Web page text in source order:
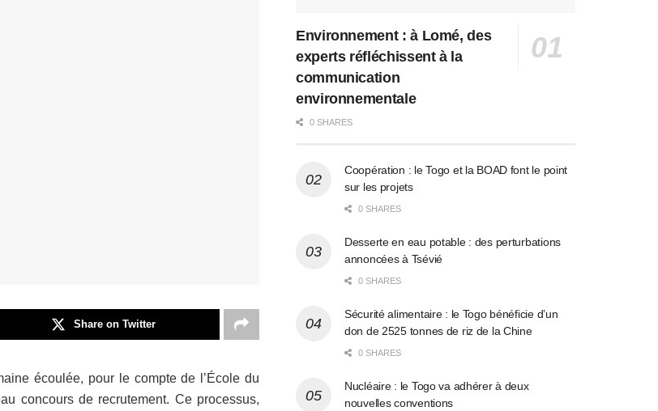
Share on Twitter
écoulée, pour le compte de l’École du
concours de recrutement. Ce processus,
Environnement : à Lomé, des
experts réfléchissent à la
communication
environnementale
0 SHARES
Coopération : le Togo et la BOAD font le point
sur les projets
0 SHARES
Desserte en eau potable : des perturbations
annoncées à Tsévié
0 SHARES
Sécurité alimentaire : le Togo bénéficie d’un
don de 2525 tonnes de riz de la Chine
0 SHARES
Nucléaire : le Togo va adhérer à deux
nouvelles conventions